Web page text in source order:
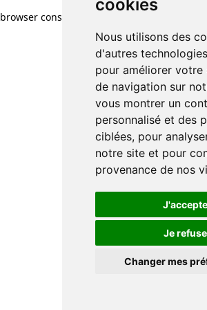
cookies
Nous utilisons des
d'autres
pour améliorer votre
de navigation sur
vous montrer un
personnalisé et des
ciblées, pour
notre site et pour
provenance de nos
J'accepte
Je refuse
Changer mes
browser console for more information)